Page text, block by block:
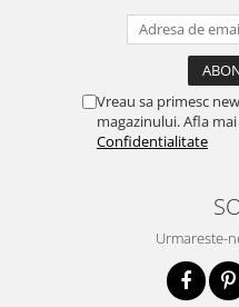
Vreau sa primesc
magazinului. Afla
Confidentialitate
Urmareste-